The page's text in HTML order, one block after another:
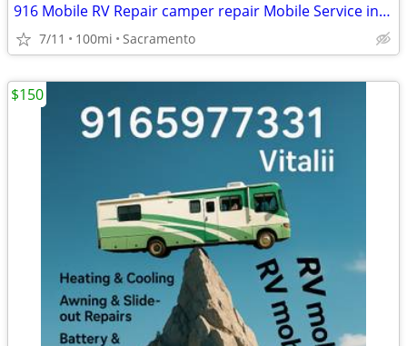
916 Mobile RV Repair camper repair Mobile Service in Sacramento
7/11 100mi Sacramento
$150